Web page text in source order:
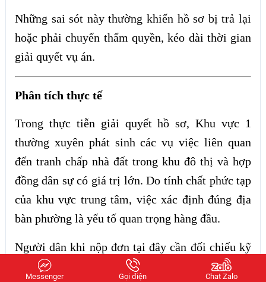
Những sai sót này thường khiến hồ sơ bị trả lại
hoặc phải chuyển thẩm quyền, kéo dài thời gian
giải quyết vụ án.
Phân tích thực tế
Trong thực tiễn giải quyết hồ sơ, Khu vực 1
thường xuyên phát sinh các vụ việc liên quan
đến tranh chấp nhà đất trong khu đô thị và hợp
đồng dân sự có giá trị lớn. Do tính chất phức tạp
của khu vực trung tâm, việc xác định đúng địa
bàn phường là yếu tố quan trọng hàng đầu.
Người dân khi nộp đơn tại đây cần đối chiếu kỹ
thông tin cư trú theo đơn vị hành chính mới,
Messenger Gọi điện Chat Zalo